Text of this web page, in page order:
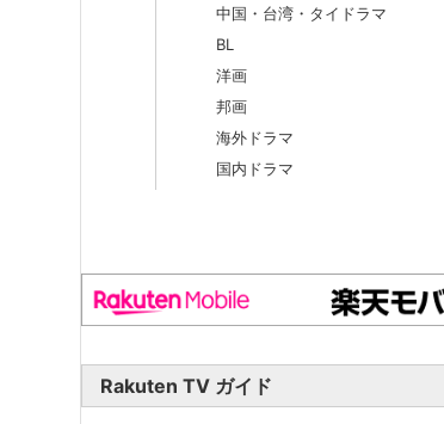
中国・台湾・タイドラマ
BL
洋画
邦画
海外ドラマ
国内ドラマ
Rakuten TV ガイド